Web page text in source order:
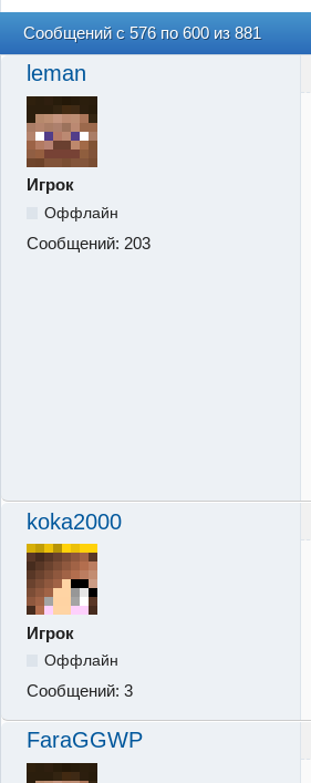
Сообщений с 576 по 600 из 881
leman
Игрок
Оффлайн
Сообщений: 203
koka2000
Игрок
Оффлайн
Сообщений: 3
FaraGGWP